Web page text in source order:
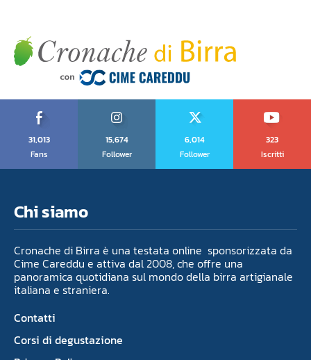
31,013
Fans
15,674
Follower
6,014
Follower
323
Iscritti
Chi siamo
Cronache di Birra è una testata online sponsorizzata da
Cime Careddu e attiva dal 2008, che offre una
panoramica quotidiana sul mondo della birra artigianale
italiana e straniera.
Contatti
Corsi di degustazione